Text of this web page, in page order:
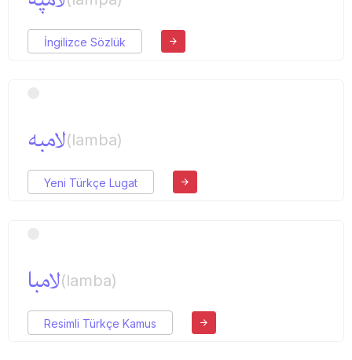
İngilizce Sözlük
لامبه(lamba)
Yeni Türkçe Lugat
لامبا(lamba)
Resimli Türkçe Kamus